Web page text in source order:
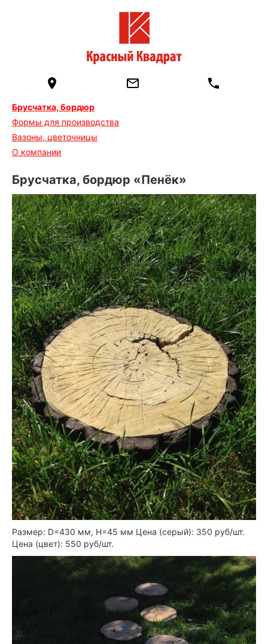
Брусчатка, бордюр
Формы для производства
Вазоны, цветочницы
О компании
Брусчатка, бордюр «Пенёк»
Размер: D=430 мм, Н=45 мм Цена (серый): 350 руб/шт.
Цена (цвет): 550 руб/шт.